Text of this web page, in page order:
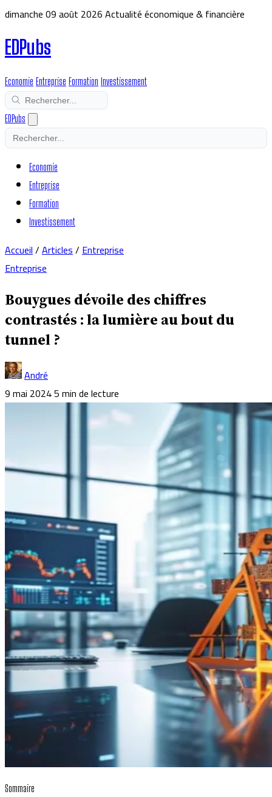
dimanche 09 août 2026Actualité économique & financière
EDPubs
Economie Entreprise Formation Investissement
EDPubs
Economie
Entreprise
Formation
Investissement
Accueil/Articles/Entreprise
Entreprise
Bouygues dévoile des chiffres
contrastés : la lumière au bout du
tunnel ?
André
9 mai 20245 min de lecture
Sommaire